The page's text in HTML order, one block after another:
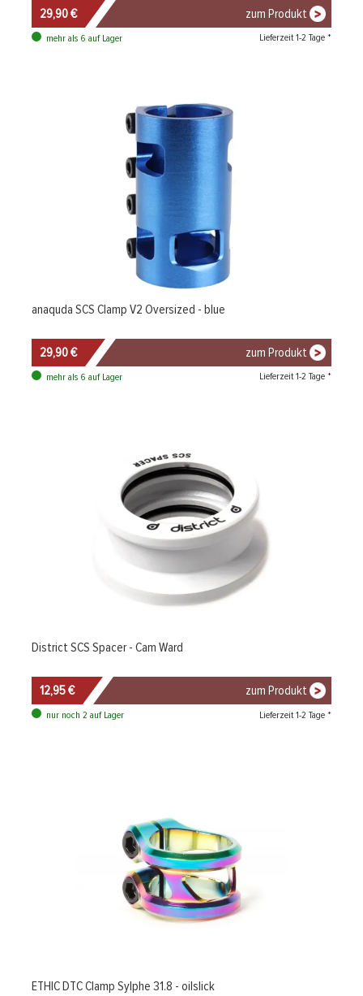
29,90 € zum Produkt
mehr als 6 auf Lager Lieferzeit 1-2 Tage *
anaquda SCS Clamp V2 Oversized - blue
29,90 € zum Produkt
mehr als 6 auf Lager Lieferzeit 1-2 Tage *
District SCS Spacer - Cam Ward
12,95 € zum Produkt
nur noch 2 auf Lager Lieferzeit 1-2 Tage *
ETHIC DTC Clamp Sylphe 31.8 - oilslick